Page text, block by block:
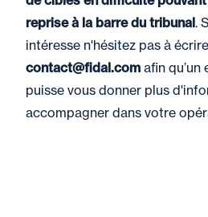
reprise à la barre du tribunal.
intéresse n'hésitez pas à
contact@fidal.com afin
puisse vous donner plus
accompagner dans votre